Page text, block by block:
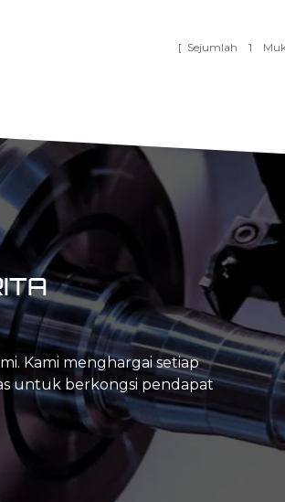
[ Sejumlah 1
Kami menghargai setiap
untuk berkongsi pendapat